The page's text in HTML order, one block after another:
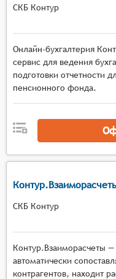
СКБ Контур
Онлайн-бухгалтерия
сервис для ведения
подготовки отчетности
пенсионного фонда.
СКБ Контур
Контур.Взаиморасчеты
автоматически
контрагентов, находит